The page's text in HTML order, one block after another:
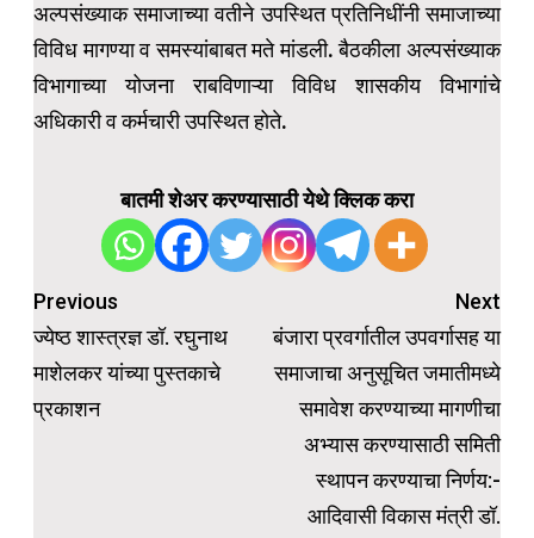
अल्पसंख्याक समाजाच्या वतीने उपस्थित प्रतिनिधींनी समाजाच्या
विविध मागण्या व समस्यांबाबत मते मांडली. बैठकीला अल्पसंख्याक
विभागाच्या योजना राबविणाऱ्या विविध शासकीय विभागांचे
अधिकारी व कर्मचारी उपस्थित होते.
बातमी शेअर करण्यासाठी येथे क्लिक करा
Post
navigation
Previous
ज्येष्ठ शास्त्रज्ञ डॉ. रघुनाथ
माशेलकर यांच्या पुस्तकाचे
प्रकाशन
Next
बंजारा प्रवर्गातील उपवर्गासह या
समाजाचा अनुसूचित जमातीमध्ये
समावेश करण्याच्या मागणीचा
अभ्यास करण्यासाठी समिती
स्थापन करण्याचा निर्णय:-
आदिवासी विकास मंत्री डॉ.